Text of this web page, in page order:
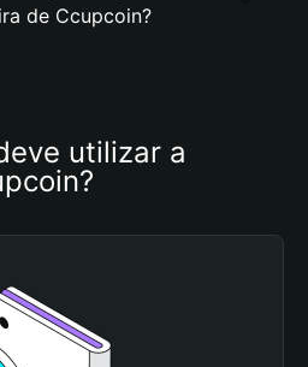
de Ccupcoin?
utilizar a